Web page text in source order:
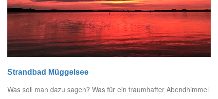
Strandbad Müggelsee
Was soll man dazu sagen? Was für ein traumhafter Abendhimmel